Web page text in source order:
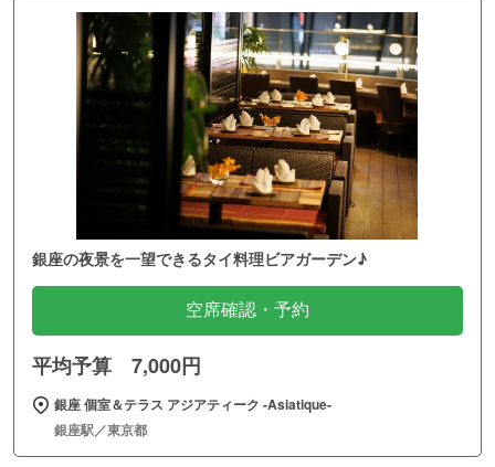
銀座の夜景を一望できるタイ料理ビアガーデン♪
空席確認・予約
平均予算 7,000円
銀座 個室＆テラス アジアティーク ‐Asiatique‐
銀座駅／東京都